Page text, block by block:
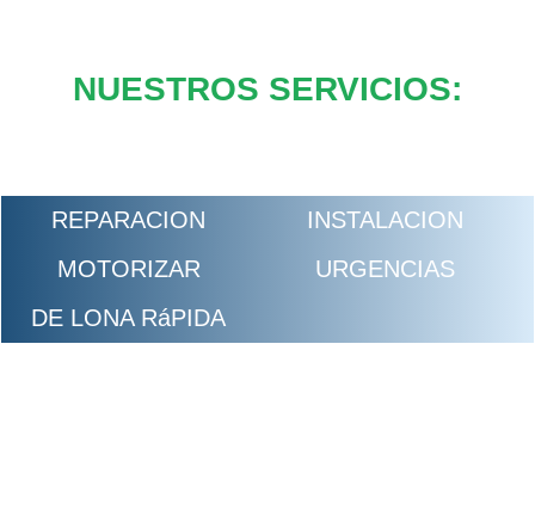
NUESTROS SERVICIOS:
REPARACION
INSTALACION
MOTORIZAR
URGENCIAS
DE LONA RáPIDA